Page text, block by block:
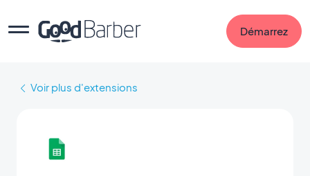
Démarrez
Voir plus d'extensions